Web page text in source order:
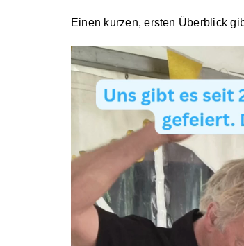
Einen kurzen, ersten Überblick